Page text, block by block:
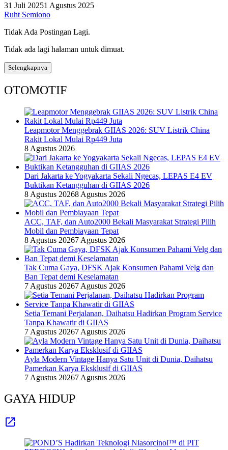
31 Juli 20251 Agustus 2025
Ruht Semiono
Tidak Ada Postingan Lagi.
Tidak ada lagi halaman untuk dimuat.
Selengkapnya
OTOMOTIF
Leapmotor Menggebrak GIIAS 2026: SUV Listrik China
Rakit Lokal Mulai Rp449 Juta
8 Agustus 2026
Dari Jakarta ke Yogyakarta Sekali Ngecas, LEPAS E4 EV
Buktikan Ketangguhan di GIIAS 2026
8 Agustus 20268 Agustus 2026
ACC, TAF, dan Auto2000 Bekali Masyarakat Strategi Pilih
Mobil dan Pembiayaan Tepat
8 Agustus 20267 Agustus 2026
Tak Cuma Gaya, DFSK Ajak Konsumen Pahami Velg dan
Ban Tepat demi Keselamatan
7 Agustus 20267 Agustus 2026
Setia Temani Perjalanan, Daihatsu Hadirkan Program Service
Tanpa Khawatir di GIIAS
7 Agustus 20267 Agustus 2026
Ayla Modern Vintage Hanya Satu Unit di Dunia, Daihatsu
Pamerkan Karya Eksklusif di GIIAS
7 Agustus 20267 Agustus 2026
GAYA HIDUP